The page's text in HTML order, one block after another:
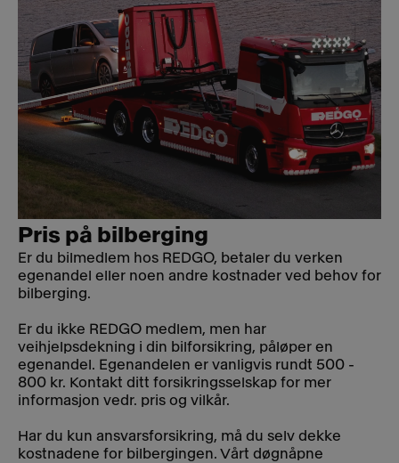
Pris på bilberging
Er du bilmedlem hos REDGO, betaler du verken
egenandel eller noen andre kostnader ved behov for
bilberging.
Er du ikke REDGO medlem, men har
veihjelpsdekning i din bilforsikring, påløper en
egenandel. Egenandelen er vanligvis rundt 500 -
800 kr. Kontakt ditt forsikringsselskap for mer
informasjon vedr. pris og vilkår.
Har du kun ansvarsforsikring, må du selv dekke
kostnadene for bilbergingen. Vårt døgnåpne